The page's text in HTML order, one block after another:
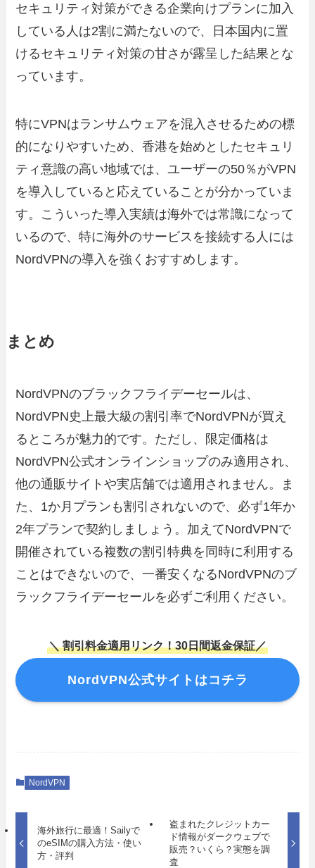
セキュリティ対策ができる企業向けプランに加入
している人は2割に満たないので、日本国内に置
けるセキュリティ対策の甘さが露呈した結果とな
っています。
特にVPNはランサムウェアを混入させるための標
的になりやすいため、香港を始めとしたセキュリ
ティ意識の高い地域では、ユーザーの50％がVPN
を導入していると応えていることが分かっていま
す。こういった導入実績は海外では常識になって
いるので、特に海外のサービスを接続する人には
NordVPNの導入を強くおすすめします。
まとめ
NordVPNのブラックフライデーセールは、
NordVPN史上最大級の割引率でNordVPNが買え
るところが魅力的です。ただし、限定価格は
NordVPN公式オンラインショップのみ適用され、
他の通販サイトや実店舗では適用されません。ま
た、1か月プランも割引されないので、必ず1年か
2年プランで契約しましょう。加えてNordVPNで
開催されている複数の割引特典を同時に利用する
ことはできないので、一番安くなるNordVPNのブ
ラックフライデーセールを必ずご利用ください。
＼ 割引料金適用リンク！30日間返金保証／
NordVPN公式サイトはコチラ
NordVPN
海外旅行に最適！Sailyで
のeSIMの購入方法・使い
方・評判
盗まれたクレジットカー
ド情報がダークウェブで
販売？いくら？実態を調
査